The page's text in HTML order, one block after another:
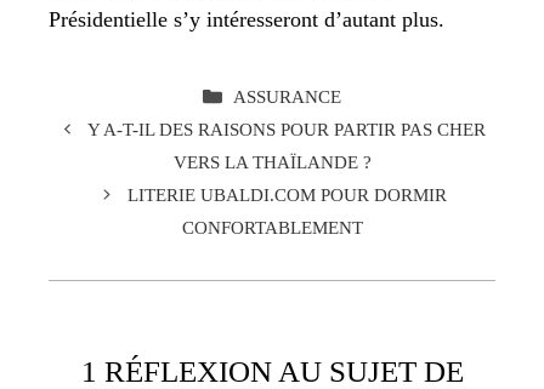
Présidentielle s’y intéresseront d’autant plus.
CATÉGORIES
ASSURANCE
Y A-T-IL DES RAISONS POUR PARTIR PAS CHER
VERS LA THAÏLANDE ?
LITERIE UBALDI.COM POUR DORMIR
CONFORTABLEMENT
1 RÉFLEXION AU SUJET DE